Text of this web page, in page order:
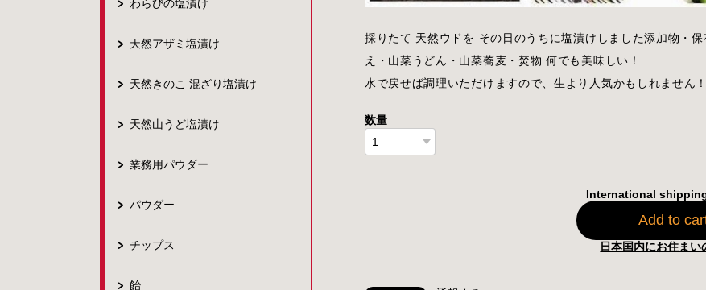
わらびの塩漬け
天然アザミ塩漬け
天然きのこ 混ざり塩漬け
天然山うど塩漬け
業務用パウダー
パウダー
チップス
飴
採りたて 天然ウドを その日のうちに塩漬けしました添加物・
え・山菜うどん・山菜蕎麦・焚物 何でも美味しい！
水で戻せば調理いただけますので、生より人気かもしれません！
数量
International
Add to
日本国内にお住まい